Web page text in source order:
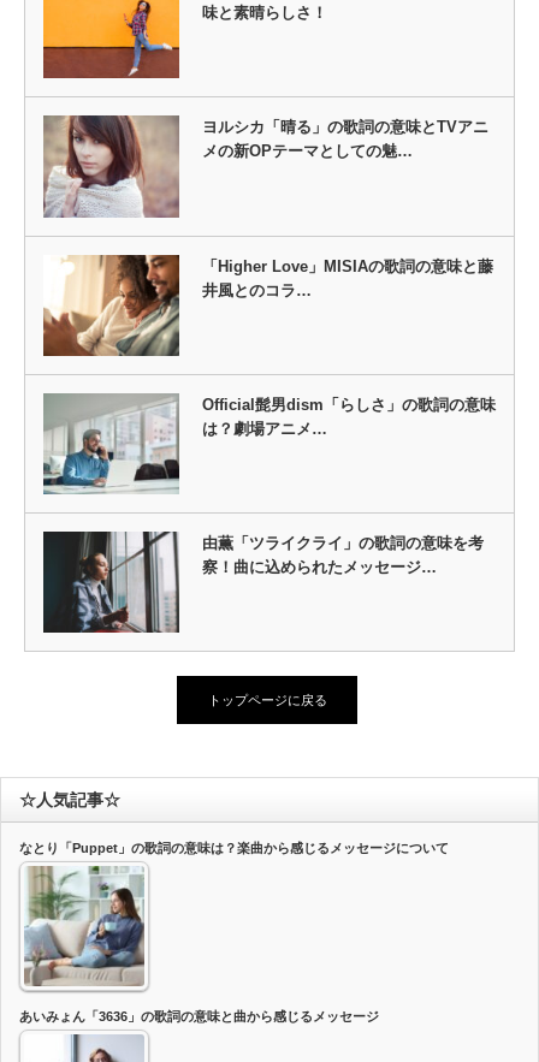
味と素晴らしさ！
ヨルシカ「晴る」の歌詞の意味とTVアニ
メの新OPテーマとしての魅…
「Higher Love」MISIAの歌詞の意味と藤
井風とのコラ…
Official髭男dism「らしさ」の歌詞の意味
は？劇場アニメ…
由薫「ツライクライ」の歌詞の意味を考
察！曲に込められたメッセージ…
トップページに戻る
☆人気記事☆
なとり「Puppet」の歌詞の意味は？楽曲から感じるメッセージについて
あいみょん「3636」の歌詞の意味と曲から感じるメッセージ